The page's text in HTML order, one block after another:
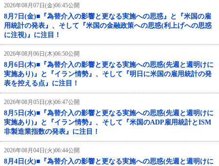
2026年08月07日(金)06:45公開
8月7日(金)■『為替介入の影響と更なる実施への思惑』と『米国の雇
用統計の発表』、そして『米国の金融政策への思惑(利上げへの思惑
に注視)』に注目！
2026年08月06日(木)06:50公開
8月6日(木)■『為替介入の影響と更なる実施への思惑(先週と週明けに
実施あり)』と『イラン情勢』、そして『明日に米国の雇用統計の発
表を控える点』に注目！
2026年08月05日(水)06:47公開
8月5日(水)■『為替介入の影響と更なる実施への思惑(先週と週明けに
実施あり)』と『イラン情勢』、そして『米国のADP雇用統計とISM
非製造業指数の発表』に注目！
2026年08月04日(火)06:44公開
8月4日(火)■『為替介入の影響と更なる実施への思惑(先週と週明けに